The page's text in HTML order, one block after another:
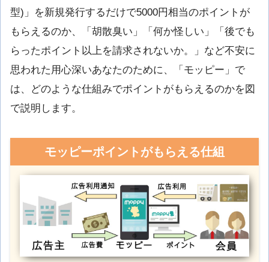
型)」を新規発行するだけで5000円相当のポイントが
もらえるのか、「胡散臭い」「何か怪しい」「後でも
らったポイント以上を請求されないか。」など不安に
思われた用心深いあなたのために、「モッピー」で
は、どのような仕組みでポイントがもらえるのかを図
で説明します。
モッピーポイントがもらえる仕組